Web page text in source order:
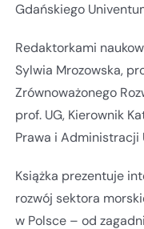
Gdańskiego
Redaktorkami
Sylwia Mrozowska,
Zrównoważonego
prof. UG, Kierownik
Prawa i Administracji
Książka prezentuje
rozwój sektora
w Polsce – od